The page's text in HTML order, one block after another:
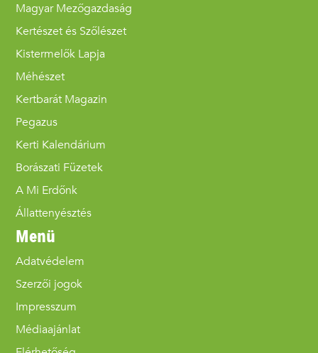
Magyar Mezőgazdaság
Kertészet és Szőlészet
Kistermelők Lapja
Méhészet
Kertbarát Magazin
Pegazus
Kerti Kalendárium
Borászati Füzetek
A Mi Erdőnk
Állattenyésztés
Menü
Adatvédelem
Szerzői jogok
Impresszum
Médiaajánlat